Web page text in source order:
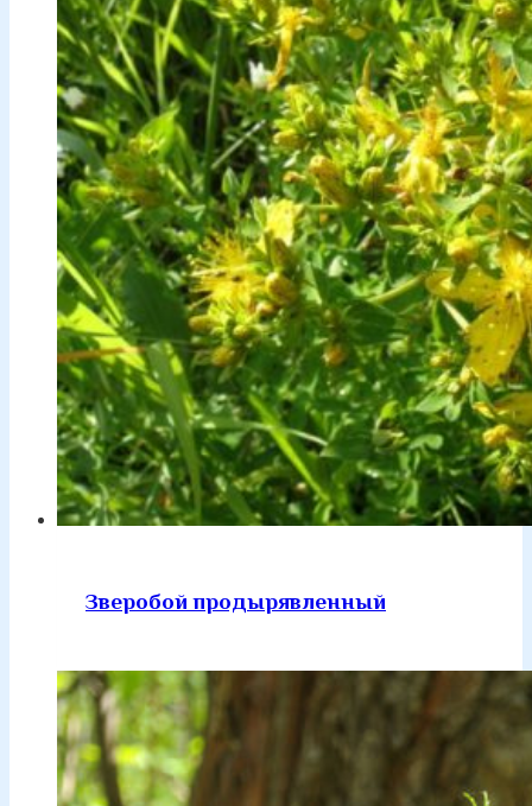
Зверобой продырявленный